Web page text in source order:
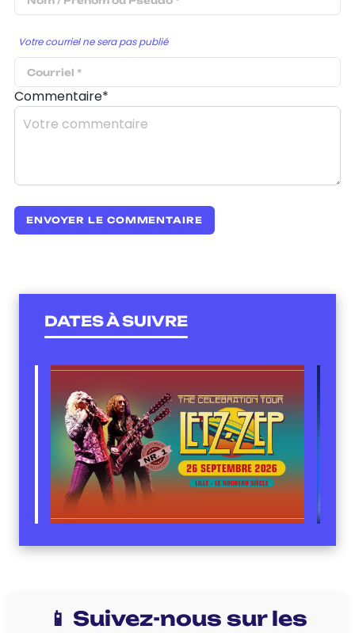
Votre courriel ne sera pas publié
Commentaire*
DATES À SUIVRE
📱 Suivez-nous sur les